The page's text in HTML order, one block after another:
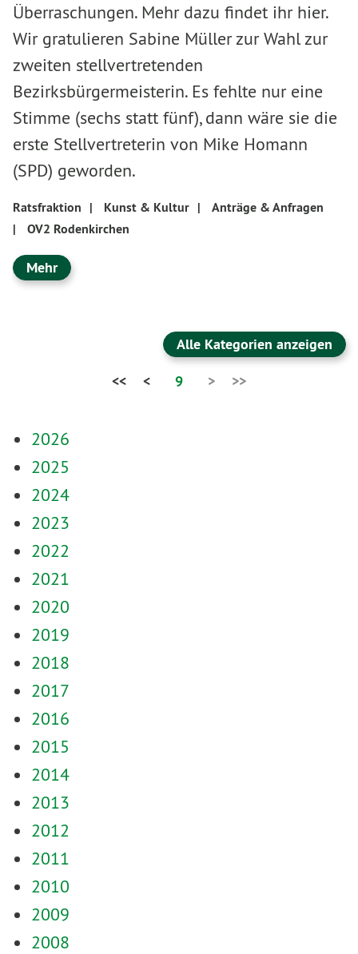
Überraschungen. Mehr dazu findet ihr hier.
Wir gratulieren Sabine Müller zur Wahl zur
zweiten stellvertretenden
Bezirksbürgermeisterin. Es fehlte nur eine
Stimme (sechs statt fünf), dann wäre sie die
erste Stellvertreterin von Mike Homann
(SPD) geworden.
Ratsfraktion | Kunst & Kultur |
Anträge & Anfragen
|
OV2 Rodenkirchen
Mehr
Alle Kategorien anzeigen
<<
< 9 > >>
2026
2025
2024
2023
2022
2021
2020
2019
2018
2017
2016
2015
2014
2013
2012
2011
2010
2009
2008